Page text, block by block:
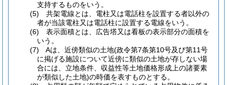
支持するものをいう。
(5) 共架電線とは、電柱又は電話柱を設置する者以外の
者が当該電柱又は電話柱に設置する電線をいう。
(6) 表示面積とは、広告塔又は看板の表示部分の面積を
いう。
(7) Aは、近傍類似の土地(政令第7条第10号及び第11号
に掲げる施設について近傍に類似の土地が存しない場
合には、立地条件、収益性等土地価格形成上の諸要素
が類似した土地)の時価を表すものとする。